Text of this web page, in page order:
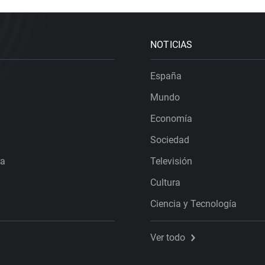
NOTICIAS
España
Mundo
Economía
Sociedad
Televisión
Cultura
Ciencia y Tecnología
Ver todo